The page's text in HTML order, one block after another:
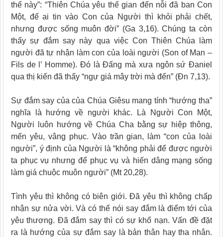
thế này”: “Thiên Chúa yêu thế gian đến nỗi đã ban Con
Một, để ai tin vào Con của Người thì khỏi phải chết,
nhưng được sống muôn đời” (Ga 3,16). Chúng ta còn
thấy sự đắm say này qua việc Con Thiên Chúa làm
người đã tự nhận làm con của loài người (Son of Man –
Fils de l’ Homme). Đó là Đấng mà xưa ngôn sứ Đaniel
qua thị kiến đã thấy “ngự giá mây trời mà đến” (Đn 7,13).
Sự đắm say của của Chúa Giêsu mang tính “hướng tha”
nghĩa là hướng về người khác. Là Người Con Một,
Người luôn hướng về Chúa Cha bằng sự hiệp thông,
mến yêu, vâng phục. Vào trần gian, làm “con của loài
người”, ý định của Người là “không phải để được người
ta phục vụ nhưng để phục vụ và hiến dâng mạng sống
làm giá chuộc muôn người” (Mt 20,28).
Tình yêu thì không có biên giới. Đã yêu thì không chấp
nhận sự nửa vời. Và có thể nói say đắm là điểm tới của
yêu thương. Đã đắm say thì có sự khổ nạn. Vấn đề đặt
ra là hướng của sự đắm say là bản thân hay tha nhân.